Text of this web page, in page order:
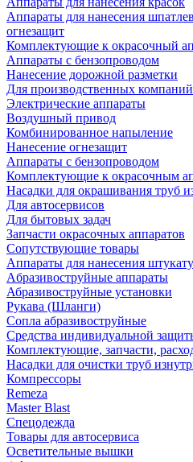
Аппараты для нанесения
огнезащит
Комплектующие к окрасочный
Аппараты с бензопроводом
Нанесение дорожной разметки
Для производственных компаний
Электрические аппараты
Воздушный привод
Комбинированное напыление
Нанесение огнезащит
Аппараты с бензопроводом
Комплектующие к окрасочным
Насадки для окрашивания труб
Для автосервисов
Для бытовых задач
Запчасти окрасочных аппаратов
Сопутствующие товары
Аппараты для нанесения
Aбразивоструйные аппараты
Абразивоструйные установки
Рукава (Шланги)
Сопла абразивоструйные
Средства индивидуальной
Комплектующие, запчасти,
Насадки для очистки труб
Компрессоры
Remeza
Master Blast
Спецодежда
Товары для автосервиса
Осветительные вышки